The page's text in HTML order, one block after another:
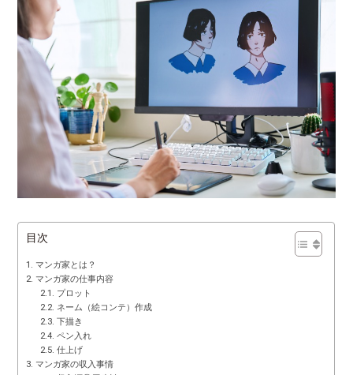
目次
マンガ家とは？
マンガ家の仕事内容
プロット
ネーム（絵コンテ）作成
下描き
ペン入れ
仕上げ
マンガ家の収入事情